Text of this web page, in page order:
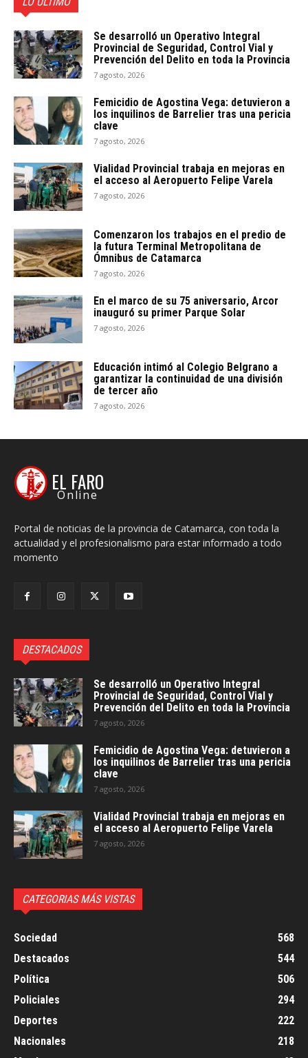
Se desarrolló un Operativo Integral
Provincial de Seguridad, Control Vial y
Prevención del Delito en toda la Provincia
7 agosto, 2026
Femicidio de Agostina Vega: detuvieron a
los inquilinos de Barrelier tras una pericia
clave
7 agosto, 2026
Vialidad Provincial trabaja en mejoras en
el acceso al Aeropuerto Felipe Varela
7 agosto, 2026
Comenzaron los trabajos en el predio de
la futura Terminal Metropolitana de
Ómnibus de Catamarca
7 agosto, 2026
En el marco de su 75 aniversario, Arcor
inauguró su primer Parque Solar
7 agosto, 2026
Educación intimó al Colegio Belgrano a
garantizar la continuidad de una división
de tercer año
7 agosto, 2026
EL FARO
Online
Portal de noticias de la provincia de Catamarca, con toda la
actualidad y el profesionalismo para estar informado a todo
momento
DESTACADOS
Se desarrolló un Operativo Integral
Provincial de Seguridad, Control Vial y
Prevención del Delito en toda la Provincia
7 agosto, 2026
Femicidio de Agostina Vega: detuvieron a
los inquilinos de Barrelier tras una pericia
clave
7 agosto, 2026
Vialidad Provincial trabaja en mejoras en
el acceso al Aeropuerto Felipe Varela
7 agosto, 2026
CATEGORIAS MÁS VISTAS
Sociedad
568
Destacados
544
Política
506
Policiales
294
Deportes
222
Nacionales
218